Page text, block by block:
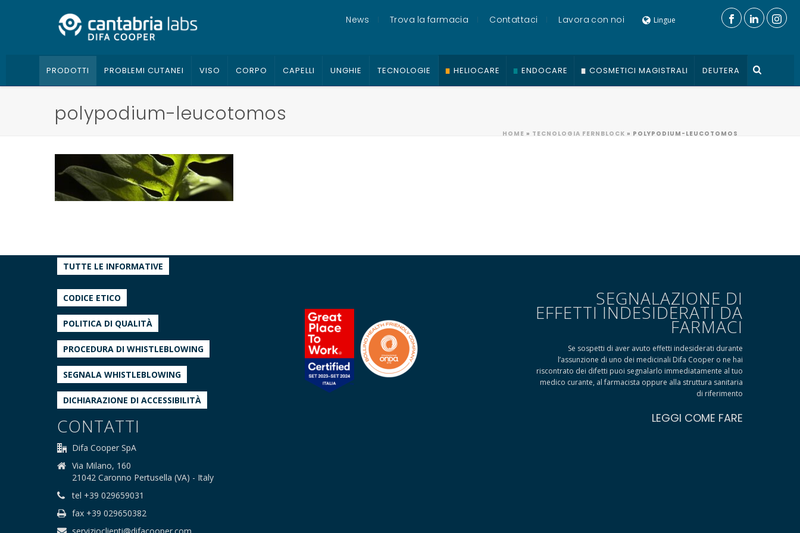
News Trova la farmacia Contattaci Lavora con noi Lingue
PRODOTTI PROBLEMI CUTANEI VISO CORPO CAPELLI UNGHIE TECNOLOGIE HELIOCARE ENDOCARE COSMETICI MAGISTRALI DEUTERA
polypodium-leucotomos
HOME » TECNOLOGIA FERNBLOCK » POLYPODIUM-LEUCOTOMOS
TUTTE LE INFORMATIVE
CODICE ETICO
POLITICA DI QUALITÀ
PROCEDURA DI WHISTLEBLOWING
SEGNALA WHISTLEBLOWING
DICHIARAZIONE DI ACCESSIBILITÀ
CONTATTI
Difa Cooper SpA
Via Milano, 160
21042 Caronno Pertusella (VA) - Italy
tel +39 029659031
fax +39 029650382
SEGNALAZIONE DI
EFFETTI INDESIDERATI DA
FARMACI
Se sospetti di aver avuto effetti indesiderati durante
l’assunzione di uno dei medicinali Difa Cooper o ne hai
riscontrato dei difetti puoi segnalarlo immediatamente al tuo
medico curante, al farmacista oppure alla struttura sanitaria
di riferimento
LEGGI COME FARE